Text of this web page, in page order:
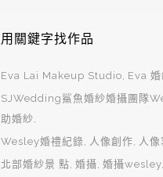
用關鍵字找作品
Eva Lai Makeup Studio Eva
SJWedding鯊魚婚紗婚攝團隊
助婚紗
Wesley婚禮紀錄 人像創作 人像
北部婚紗景 點 婚攝 婚攝wesley